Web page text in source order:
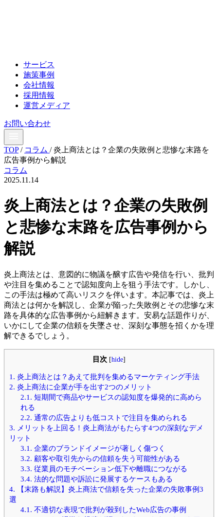
サービス
施策事例
会社情報
採用情報
運営メディア
お問い合わせ
TOP / コラム / 炎上商法とは？企業の失敗例と悲惨な末路を
広告事例から解説
コラム
2025.11.14
炎上商法とは？企業の失敗例
と悲惨な末路を広告事例から
解説
炎上商法とは、意図的に物議を醸す広告や発信を行い、批判
や注目を集めることで認知度向上を狙う手法です。しかし、
この手法は極めて高いリスクを伴います。本記事では、炎上
商法とは何かを解説し、企業が陥った失敗例とその悲惨な末
路を具体的な広告事例から紐解きます。安易な話題作りが、
いかにして企業の信頼を失墜させ、深刻な事態を招くかを理
解できるでしょう。
目次 [hide]
1. 炎上商法とは？あえて批判を集めるマーケティング手法
2. 炎上商法に企業が手を出す2つのメリット
2.1. 短期間で商品やサービスの認知度を爆発的に高めら
れる
2.2. 通常の広告よりも低コストで注目を集められる
3. メリットを上回る！炎上商法がもたらす4つの深刻なデメ
リット
3.1. 企業のブランドイメージが著しく傷つく
3.2. 顧客や取引先からの信頼を失う可能性がある
3.3. 従業員のモチベーション低下や離職につながる
3.4. 法的な問題や訴訟に発展するケースもある
4. 【末路も解説】炎上商法で信頼を失った企業の失敗事例3
選
4.1. 不適切な表現で批判が殺到したWeb広告の事例